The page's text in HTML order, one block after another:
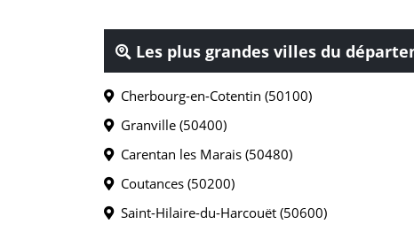
Les plus grandes villes du
Cherbourg-en-Cotentin (50100)
Granville (50400)
Carentan les Marais (50480)
Coutances (50200)
Saint-Hilaire-du-Harcouët (50600)